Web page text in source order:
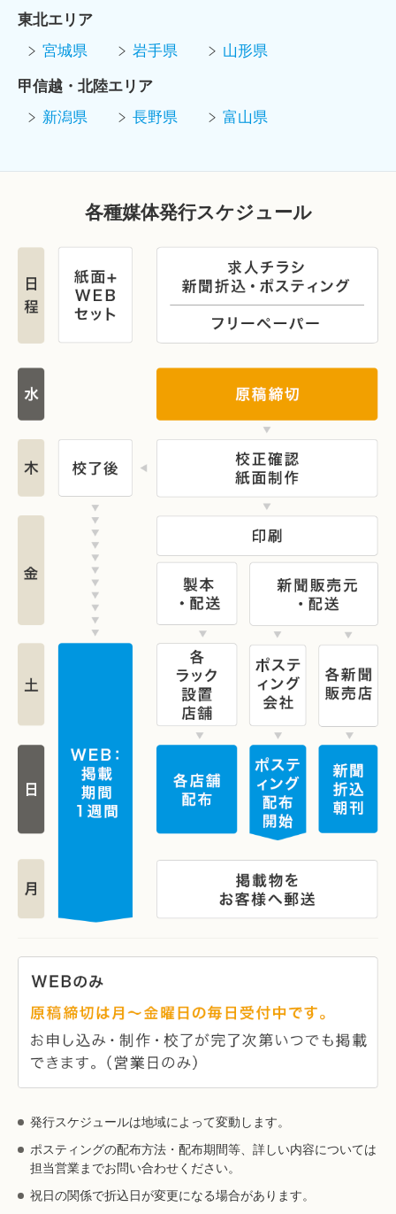
東北エリア
宮城県
岩手県 山形県
甲信越・北陸エリア
新潟県
長野県 富山県
各種媒体発行スケジュール
発行スケジュールは地域によって変動します。
ポスティングの配布方法・配布期間等、詳しい内容については
担当営業までお問い合わせください。
祝日の関係で折込日が変更になる場合があります。